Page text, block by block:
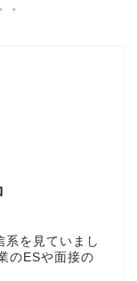
を見ていまし
のESや面接の